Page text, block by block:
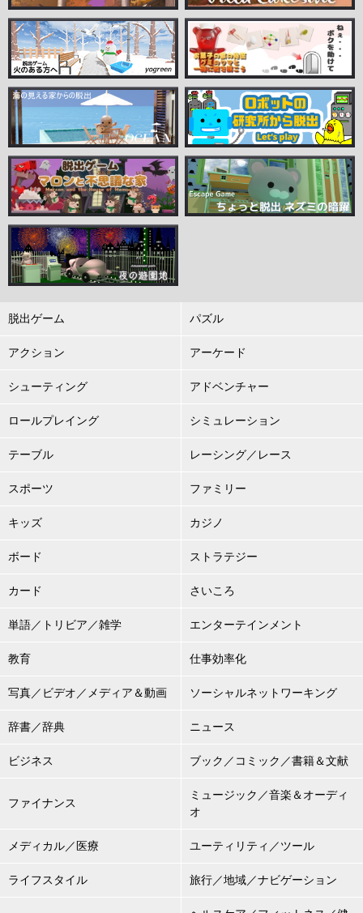
脱出ゲーム パズル
アクション アーケード
シューティング アドベンチャー
ロールプレイング シミュレーション
テーブル レーシング／レース
スポーツ ファミリー
キッズ カジノ
ボード ストラテジー
カード さいころ
単語／トリビア／雑学 エンターテインメント
教育 仕事効率化
写真／ビデオ／メディア＆動画 ソーシャルネットワーキング
辞書／辞典 ニュース
ビジネス ブック／コミック／書籍＆文献
ファイナンス
ミュージック／音楽＆オーディ
オ
メディカル／医療 ユーティリティ／ツール
ライフスタイル 旅行／地域／ナビゲーション